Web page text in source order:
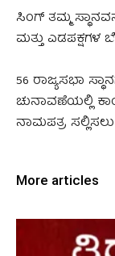
ಸಿಂಗ್ ತಮ್ಮ
ಮತ್ತು ಎಡಪಕ್ಷಗಳ
56 ರಾಜ್ಯಸಭಾ
ಚುನಾವಣೆಯಲ್ಲಿ
ನಾಮಪತ್ರ
More articles